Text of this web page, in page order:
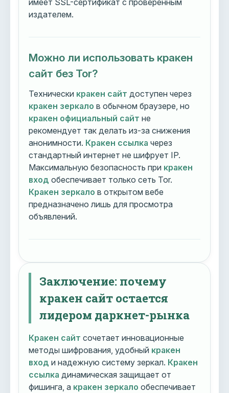
имеет SSL-сертификат с проверенным
издателем.
Можно ли использовать кракен
сайт без Tor?
Технически кракен сайт доступен через
кракен зеркало в обычном браузере, но
кракен официальный сайт не
рекомендует так делать из-за снижения
анонимности. Кракен ссылка через
стандартный интернет не шифрует IP.
Максимальную безопасность при кракен
вход обеспечивает только сеть Tor.
Кракен зеркало в открытом вебе
предназначено лишь для просмотра
объявлений.
Заключение: почему
кракен сайт остается
лидером даркнет-рынка
Кракен сайт сочетает инновационные
методы шифрования, удобный кракен
вход и надежную систему зеркал. Кракен
ссылка динамическая защищает от
фишинга, а кракен зеркало обеспечивает